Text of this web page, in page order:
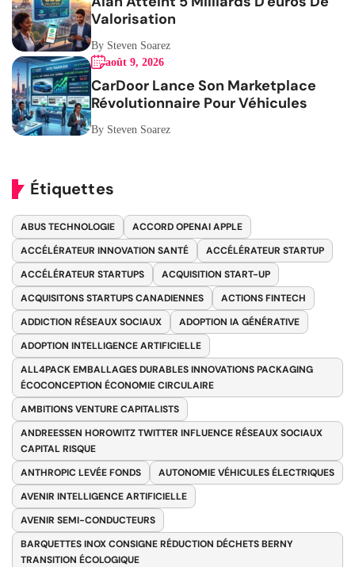
Valorisation
By Steven Soarez
août 9, 2026
CarDoor Lance Son Marketplace
Révolutionnaire Pour Véhicules
By Steven Soarez
Étiquettes
ABUS TECHNOLOGIE
ACCORD OPENAI APPLE
ACCÉLÉRATEUR INNOVATION SANTÉ
ACCÉLÉRATEUR STARTUP
ACCÉLÉRATEUR STARTUPS
ACQUISITION START-UP
ACQUISITONS STARTUPS CANADIENNES
ACTIONS FINTECH
ADDICTION RÉSEAUX SOCIAUX
ADOPTION IA GÉNÉRATIVE
ADOPTION INTELLIGENCE ARTIFICIELLE
ALL4PACK EMBALLAGES DURABLES INNOVATIONS PACKAGING
ÉCOCONCEPTION ÉCONOMIE CIRCULAIRE
AMBITIONS VENTURE CAPITALISTS
ANDREESSEN HOROWITZ TWITTER INFLUENCE RÉSEAUX SOCIAUX
CAPITAL RISQUE
ANTHROPIC LEVÉE FONDS
AUTONOMIE VÉHICULES ÉLECTRIQUES
AVENIR INTELLIGENCE ARTIFICIELLE
AVENIR SEMI-CONDUCTEURS
BARQUETTES INOX CONSIGNE RÉDUCTION DÉCHETS BERNY
TRANSITION ÉCOLOGIQUE